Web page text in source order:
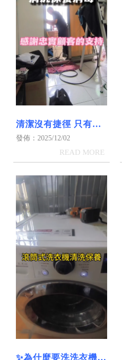
清潔沒有捷徑 只有淨
全力｜屏東排油煙機
清洗｜屏東抽油煙機
發佈：2025/12/02
✨為什麼要洗洗衣機？